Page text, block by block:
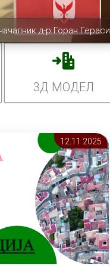
д-р Горан
3Д МОДЕЛ
12.11 2025